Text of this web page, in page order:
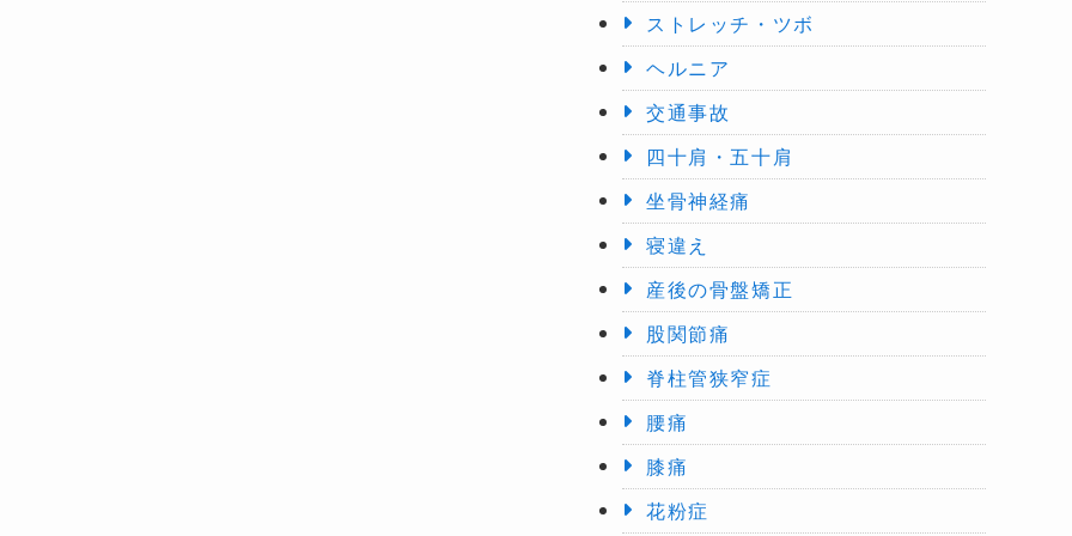
ストレッチ・ツボ
ヘルニア
交通事故
四十肩・五十肩
坐骨神経痛
寝違え
産後の骨盤矯正
股関節痛
脊柱管狭窄症
腰痛
膝痛
花粉症